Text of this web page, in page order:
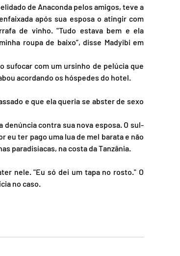
de Anaconda pelos amigos, teve a
após sua esposa o atingir com
de vinho. "Tudo estava bem e ela
roupa de baixo”, disse Madyibi em
sufocar com um ursinho de pelúcia que
acordando os hóspedes do hotel.
e que ela queria se abster de sexo
contra sua nova esposa. O sul-
eu ter pago uma lua de mel barata e não
paradisíacas, na costa da Tanzânia.
nele. "Eu só dei um tapa no rosto." O
no caso.